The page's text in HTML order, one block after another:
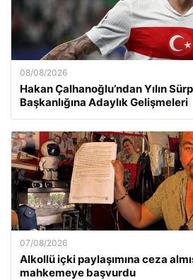
08/08/2026
Hakan Çalhanoğlu’ndan Yılın
Başkanlığına Adaylık Gelişmeleri
07/08/2026
Alkollü içki paylaşımına ceza
mahkemeye başvurdu